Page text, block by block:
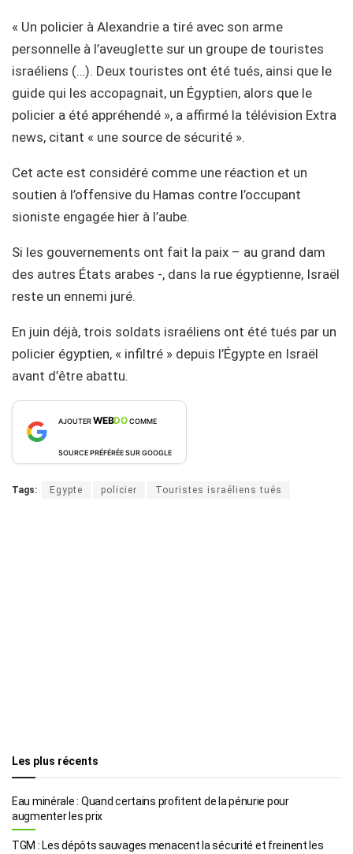
« Un policier à Alexandrie a tiré avec son arme
personnelle à l’aveuglette sur un groupe de touristes
israéliens (…). Deux touristes ont été tués, ainsi que le
guide qui les accopagnait, un Égyptien, alors que le
policier a été appréhendé », a affirmé la télévision Extra
news, citant « une source de sécurité ».
Cet acte est considéré comme une réaction et un
soutien à l’offensive du Hamas contre l’occupant
sioniste engagée hier à l’aube.
Si les gouvernements ont fait la paix – au grand dam
des autres États arabes -, dans la rue égyptienne, Israël
reste un ennemi juré.
En juin déjà, trois soldats israéliens ont été tués par un
policier égyptien, « infiltré » depuis l’Égypte en Israël
avant d’être abattu.
AJOUTERWEBDOCOMME
SOURCE PRÉFÉRÉE SUR GOOGLE
Tags: Egypte policier Touristes israéliens tués
Les plus récents
Eau minérale : Quand certains profitent de la pénurie pour
augmenter les prix
TGM : Les dépôts sauvages menacent la sécurité et freinent les